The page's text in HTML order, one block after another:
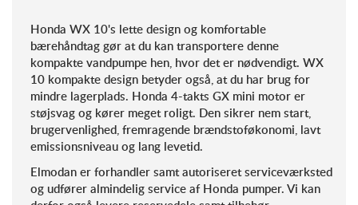
Honda WX 10's lette design og komfortable
bærehåndtag gør at du kan transportere denne
kompakte vandpumpe hen, hvor det er nødvendigt. WX
10 kompakte design betyder også, at du har brug for
mindre lagerplads. Honda 4-takts GX mini motor er
støjsvag og kører meget roligt. Den sikrer nem start,
brugervenlighed, fremragende brændstoføkonomi, lavt
emissionsniveau og lang levetid.
Elmodan er forhandler samt autoriseret serviceværksted
og udfører almindelig service af Honda pumper. Vi kan